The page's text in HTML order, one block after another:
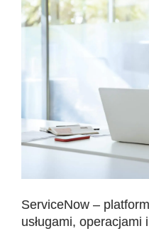
ServiceNow –
usługami, operacjami